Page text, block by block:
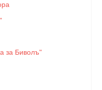
за Биволъ"